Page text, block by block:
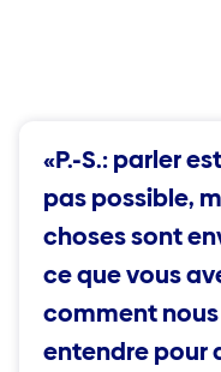
«P.-S.: parler
pas possible,
choses sont
ce que vous
comment
entendre pour